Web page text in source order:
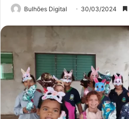
Bulhões Digital 30/03/2024